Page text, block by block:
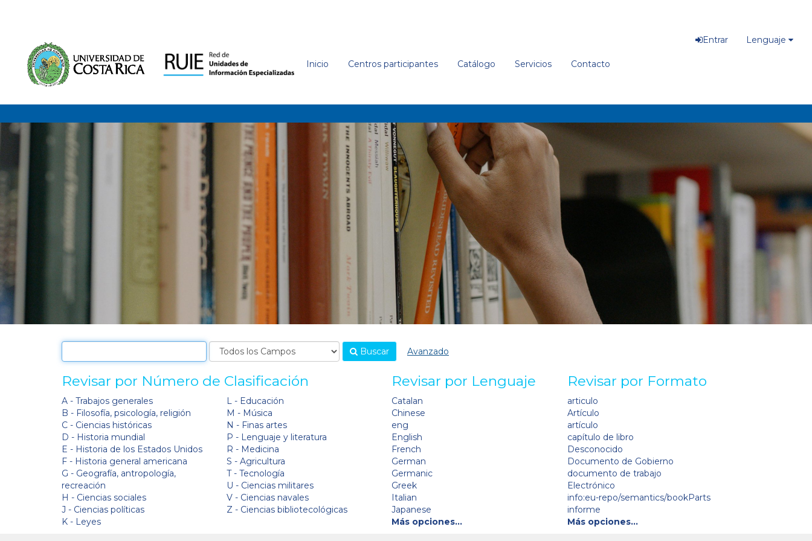
Inicio Centros participantes Catálogo Servicios Contacto
Entrar Lenguaje
Buscar Avanzado
Revisar por Número de Clasificación
A - Trabajos generales
B - Filosofía, psicología, religión
C - Ciencias históricas
D - Historia mundial
E - Historia de los Estados Unidos
F - Historia general americana
G - Geografía, antropología,
recreación
H - Ciencias sociales
J - Ciencias políticas
K - Leyes
L - Educación
M - Música
N - Finas artes
P - Lenguaje y literatura
R - Medicina
S - Agricultura
T - Tecnología
U - Ciencias militares
V - Ciencias navales
Z - Ciencias bibliotecológicas
Revisar por Lenguaje
Catalan
Chinese
eng
English
French
German
Germanic
Greek
Italian
Japanese
Más opciones…
Revisar por Formato
articulo
Artículo
artículo
capítulo de libro
Desconocido
Documento de Gobierno
documento de trabajo
Electrónico
info:eu-repo/semantics/bookParts
informe
Más opciones…